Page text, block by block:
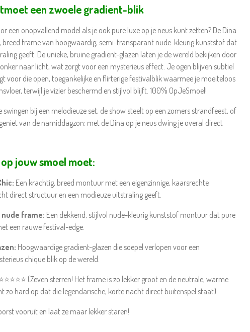
een zwoele gradient-blik
een onopvallend model als je ook pure luxe op je neus kunt zetten? De Dina
breed frame van hoogwaardig, semi-transparant nude-kleurig kunststof dat
geeft. De unieke, bruine gradient-glazen laten je de wereld bekijken door
naar licht, wat zorgt voor een mysterieus effect. Je ogen blijven subtiel
voor die open, toegankelijke en flirterige festivalblik waarmee je moeiteloos
terwijl je vizier beschermd en stijlvol blijft. 100% OpJeSmoel!
bij een melodieuze set, de show steelt op een zomers strandfeest, of
van de namiddagzon: met de Dina op je neus dwing je overal direct
jouw smoel moet:
Een krachtig, breed montuur met een eigenzinnige, kaarsrechte
direct structuur en een modieuze uitstraling geeft.
frame: Een dekkend, stijlvol nude-kleurig kunststof montuur dat pure
een rauwe festival-edge.
Hoogwaardige gradient-glazen die soepel verlopen voor een
chique blik op de wereld.
(Zeven sterren! Het frame is zo lekker groot en de neutrale, warme
zo hard op dat die legendarische, korte nacht direct buitenspel staat).
vooruit en laat ze maar lekker staren!